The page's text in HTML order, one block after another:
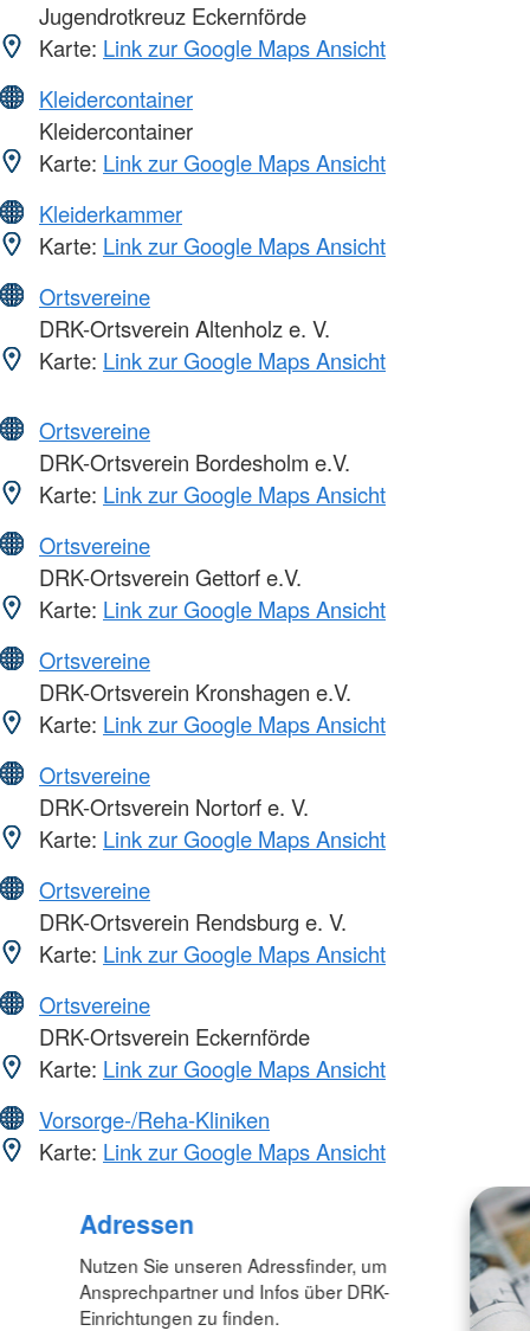
Jugendrotkreuz Eckernförde
Karte: Link zur Google Maps Ansicht
Kleidercontainer
Kleidercontainer
Karte: Link zur Google Maps Ansicht
Kleiderkammer
Karte: Link zur Google Maps Ansicht
Ortsvereine
DRK-Ortsverein Altenholz e. V.
Karte: Link zur Google Maps Ansicht
Ortsvereine
DRK-Ortsverein Bordesholm e.V.
Karte: Link zur Google Maps Ansicht
Ortsvereine
DRK-Ortsverein Gettorf e.V.
Karte: Link zur Google Maps Ansicht
Ortsvereine
DRK-Ortsverein Kronshagen e.V.
Karte: Link zur Google Maps Ansicht
Ortsvereine
DRK-Ortsverein Nortorf e. V.
Karte: Link zur Google Maps Ansicht
Ortsvereine
DRK-Ortsverein Rendsburg e. V.
Karte: Link zur Google Maps Ansicht
Ortsvereine
DRK-Ortsverein Eckernförde
Karte: Link zur Google Maps Ansicht
Vorsorge-/Reha-Kliniken
Karte: Link zur Google Maps Ansicht
Adressen
Nutzen Sie unseren Adressfinder, um
Ansprechpartner und Infos über DRK-
Einrichtungen zu finden.